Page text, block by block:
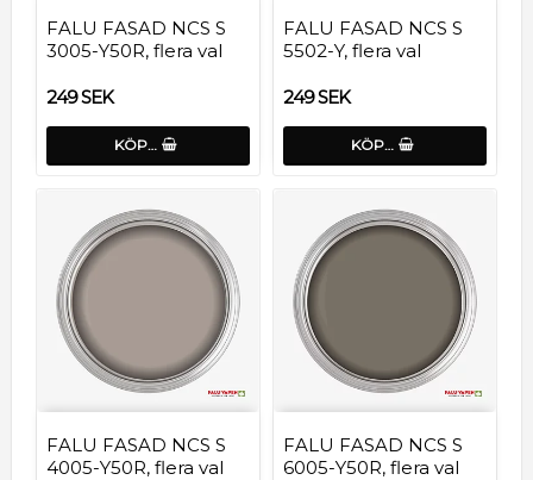
FALU FASAD NCS S
3005-Y50R, flera val
249 SEK
KÖP…
FALU FASAD NCS S
5502-Y, flera val
249 SEK
KÖP…
FALU FASAD NCS S
4005-Y50R, flera val
FALU FASAD NCS S
6005-Y50R, flera val